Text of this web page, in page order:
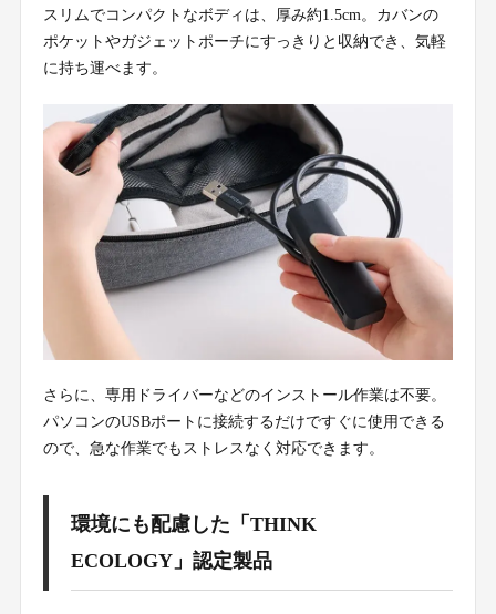
スリムでコンパクトなボディは、厚み約1.5cm。カバンの
ポケットやガジェットポーチにすっきりと収納でき、気軽
に持ち運べます。
さらに、専用ドライバーなどのインストール作業は不要。
パソコンのUSBポートに接続するだけですぐに使用できる
ので、急な作業でもストレスなく対応できます。
環境にも配慮した「THINK
ECOLOGY」認定製品